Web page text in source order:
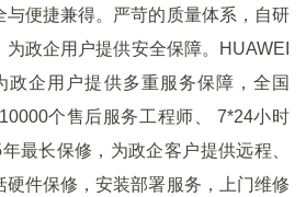
与便捷兼得。严苛的质量体系，自研
政企用户提供安全保障。HUAWEI
政企用户提供多重服务保障，全国
个售后服务工程师、 7*24小时
最长保修，为政企客户提供远程、
硬件保修，安装部署服务，上门维修